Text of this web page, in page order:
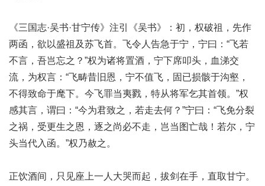
《三国志·吴书·甘宁传》注引《吴书》：初，权破祖，先作
两函，欲以盛祖及苏飞首。飞令人告急于宁，宁曰：“飞若
不言，吾岂忘之？”权为诸将置酒，宁下席叩头，血涕交
流，为权言：“飞畴昔旧恩，宁不值飞，固已损骸于沟壑，
不得致命于麾下。今飞罪当夷戮，特从将军乞其首领。”权
感其言，谓曰：“今为君致之，若走去何？”宁曰：“飞免分裂
之祸，受更生之恩，逐之尚必不走，岂当图亡哉！若尔，宁
头当代入函。”权乃赦之。
正饮酒间，只见座上一人大哭而起，拔剑在手，直取甘宁。